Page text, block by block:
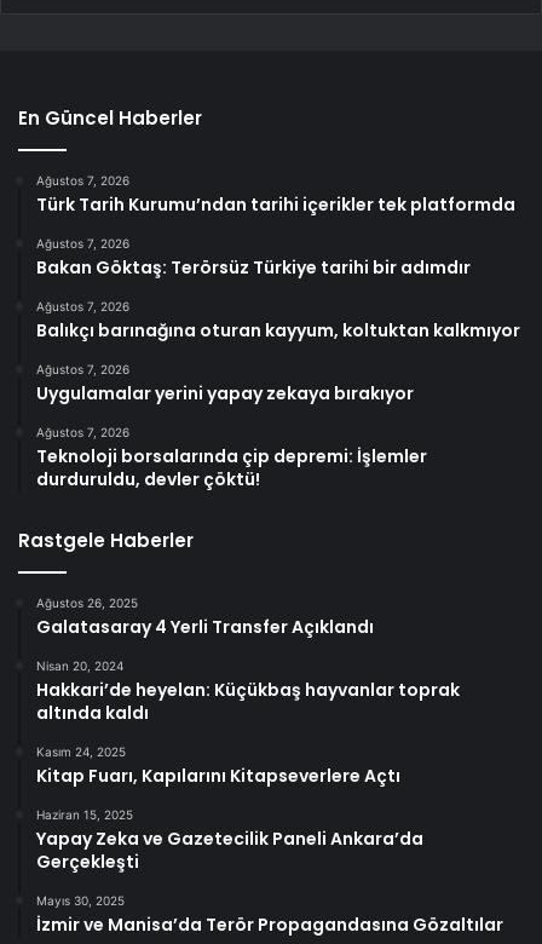
En Güncel Haberler
Ağustos 7, 2026
Türk Tarih Kurumu’ndan tarihi içerikler tek platformda
Ağustos 7, 2026
Bakan Göktaş: Terörsüz Türkiye tarihi bir adımdır
Ağustos 7, 2026
Balıkçı barınağına oturan kayyum, koltuktan kalkmıyor
Ağustos 7, 2026
Uygulamalar yerini yapay zekaya bırakıyor
Ağustos 7, 2026
Teknoloji borsalarında çip depremi: İşlemler
durduruldu, devler çöktü!
Rastgele Haberler
Ağustos 26, 2025
Galatasaray 4 Yerli Transfer Açıklandı
Nisan 20, 2024
Hakkari’de heyelan: Küçükbaş hayvanlar toprak
altında kaldı
Kasım 24, 2025
Kitap Fuarı, Kapılarını Kitapseverlere Açtı
Haziran 15, 2025
Yapay Zeka ve Gazetecilik Paneli Ankara’da
Gerçekleşti
Mayıs 30, 2025
İzmir ve Manisa’da Terör Propagandasına Gözaltılar